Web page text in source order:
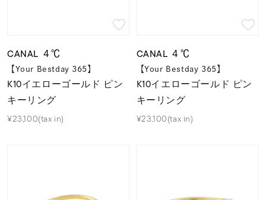
CANAL ４℃
【Your Bestday 365】
K10イエローゴールド ピン
キーリング
¥23,100(tax in)
CANAL ４℃
【Your Bestday 365】
K10イエローゴールド ピン
キーリング
¥23,100(tax in)